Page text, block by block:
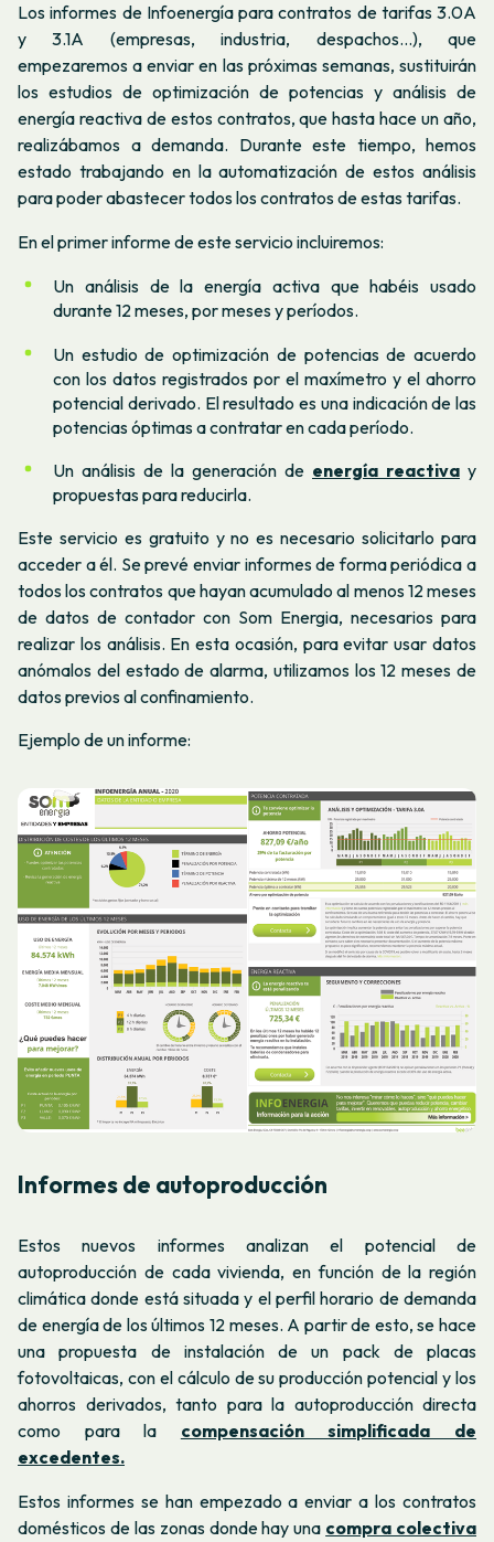
Los informes de Infoenergía para contratos de tarifas 3.0A
y 3.1A (empresas, industria, despachos...), que
empezaremos a enviar en las próximas semanas, sustituirán
los estudios de optimización de potencias y análisis de
energía reactiva de estos contratos, que hasta hace un año,
realizábamos a demanda. Durante este tiempo, hemos
estado trabajando en la automatización de estos análisis
para poder abastecer todos los contratos de estas tarifas.
En el primer informe de este servicio incluiremos:
Un análisisde la energía activa que habéis usado
durante 12 meses, por meses y períodos.
Un estudio de optimización de potencias de acuerdo
con los datos registrados por el maxímetro y el ahorro
potencial derivado. El resultado es una indicación de las
potenciasóptimasa contratar en cada período.
Un análisis de la generación de energía reactiva y
propuestas para reducirla.
Este servicio es gratuito y no es necesario solicitarlo para
acceder a él. Se prevé enviar informes de forma periódica a
todos los contratos que hayan acumulado al menos 12 meses
de datos de contador con Som Energia, necesarios para
realizar los análisis. En esta ocasión, para evitar usar datos
anómalos del estado de alarma, utilizamos los 12 meses de
datos previos al confinamiento.
Ejemplo de un informe:
Informes de autoproducción
Estos nuevos informes analizan el potencial de
autoproducción de cada vivienda, en función de la región
climática donde está situada y el perfil horario de demanda
de energía de los últimos 12 meses. A partir de esto, se hace
una propuesta de instalación de un pack de placas
fotovoltaicas, con el cálculo de su producción potencial y los
ahorros derivados, tanto para la autoproducción directa
como para la compensación simplificada de
excedentes.
Estos informes se han empezado a enviar a los contratos
domésticos de las zonas donde hay una compra colectiva